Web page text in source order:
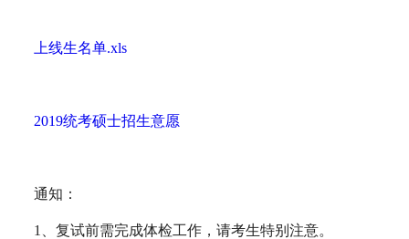
上线生名单.xls
2019统考硕士招生意愿
通知：
1、 复试前需完成体检工作，请考生特别注意。